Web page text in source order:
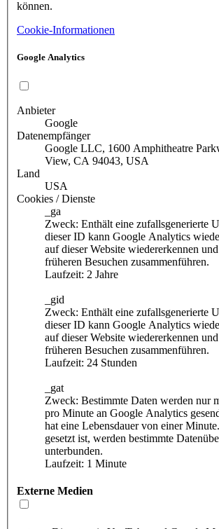
können.
Cookie-Informationen
Google Analytics
Anbieter
Google
Datenempfänger
Google LLC, 1600 Amphitheatre
View, CA 94043, USA
Land
USA
Cookies / Dienste
_ga
Zweck: Enthält eine zufallsgenerierte
dieser ID kann Google Analytics
auf dieser Website wiedererkennen
früheren Besuchen zusammenführen.
Laufzeit: 2 Jahre
_gid
Zweck: Enthält eine zufallsgenerierte
dieser ID kann Google Analytics
auf dieser Website wiedererkennen
früheren Besuchen zusammenführen.
Laufzeit: 24 Stunden
_gat
Zweck: Bestimmte Daten werden nur
pro Minute an Google Analytics
hat eine Lebensdauer von einer
gesetzt ist, werden bestimmte
unterbunden.
Laufzeit: 1 Minute
Externe Medien